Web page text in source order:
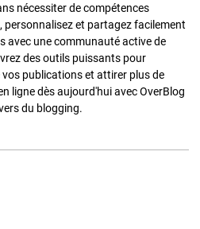
nécessiter de compétences
personnalisez et partagez facilement
avec une communauté active de
des outils puissants pour
publications et attirer plus de
ligne dès aujourd'hui avec OverBlog
du blogging.